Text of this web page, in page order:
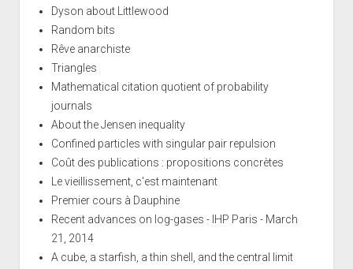
Dyson about Littlewood
Random bits
Rêve anarchiste
Triangles
Mathematical citation quotient of probability
journals
About the Jensen inequality
Confined particles with singular pair repulsion
Coût des publications : propositions concrètes
Le vieillissement, c'est maintenant
Premier cours à Dauphine
Recent advances on log-gases - IHP Paris - March
21, 2014
A cube, a starfish, a thin shell, and the central limit